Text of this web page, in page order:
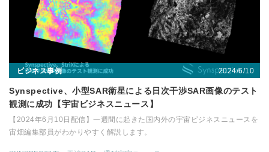
ビジネス事例 2024/6/10
Synspective、小型SAR衛星による日次干渉SAR画像のテスト
観測に成功【宇宙ビジネスニュース】
【2024年6月10日配信】一週間に起きた国内外の宇宙ビジネスニュースを
宙畑編集部員がわかりやすく解説します。